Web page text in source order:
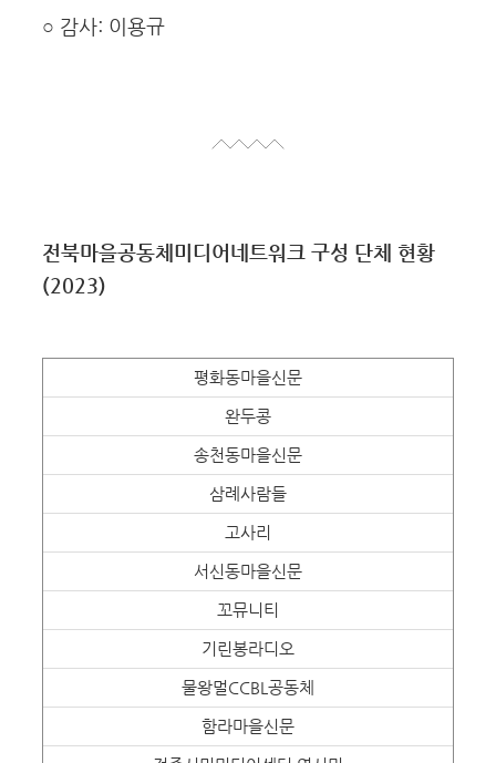
○ 감사: 이용규
전북마을공동체미디어네트워크 구성 단체 현황
(2023)
평화동마을신문
완두콩
송천동마을신문
삼례사람들
고사리
서신동마을신문
꼬뮤니티
기린봉라디오
물왕멀CCBL공동체
함라마을신문